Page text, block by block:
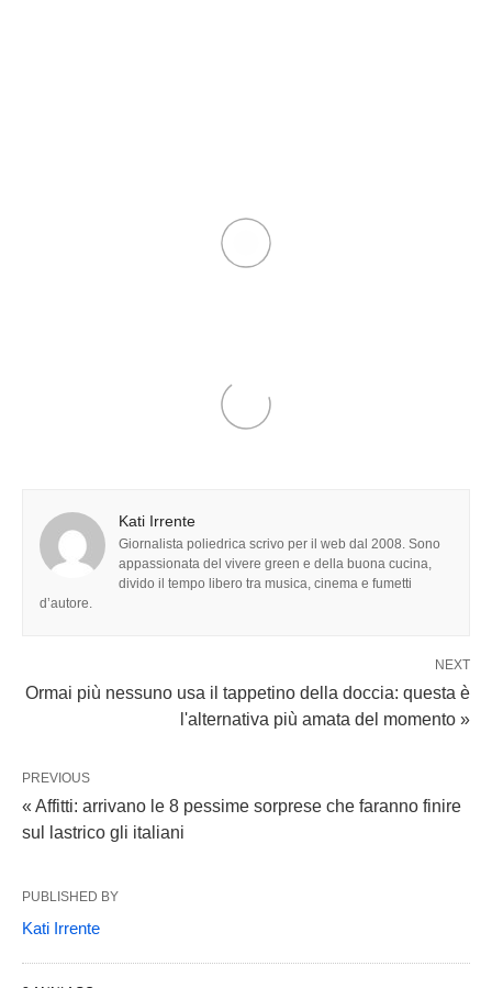
Kati Irrente
Giornalista poliedrica scrivo per il web dal 2008. Sono
appassionata del vivere green e della buona cucina,
divido il tempo libero tra musica, cinema e fumetti
d’autore.
NEXT
Ormai più nessuno usa il tappetino della doccia: questa è
l'alternativa più amata del momento »
PREVIOUS
« Affitti: arrivano le 8 pessime sorprese che faranno finire
sul lastrico gli italiani
PUBLISHED BY
Kati Irrente